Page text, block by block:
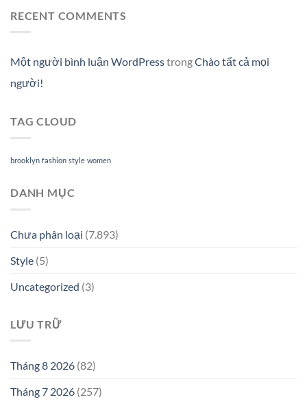
RECENT COMMENTS
Một người bình luận WordPresstrongChào tất cả mọi
người!
TAG CLOUD
brooklyn fashion style women
DANH MỤC
Chưa phân loại (7.893)
Style (5)
Uncategorized (3)
LƯU TRỮ
Tháng 8 2026 (82)
Tháng 7 2026 (257)